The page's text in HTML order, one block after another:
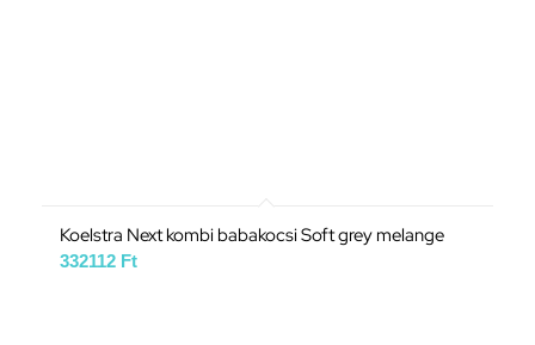
Koelstra Next kombi babakocsi Soft grey melange
332112 Ft